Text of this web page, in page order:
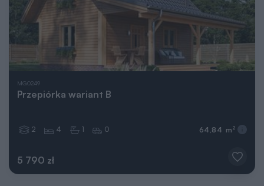
MG0249
Przepiórka wariant B
5 790 zł
2 4 1 0 64,84 m 2